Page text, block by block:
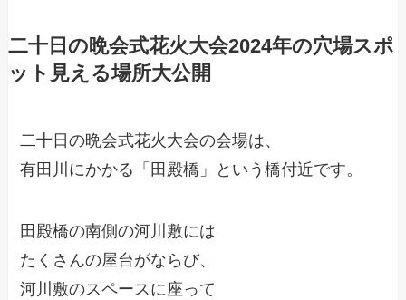
二十日の晩会式花火大会2024年の穴場スポ
ット見える場所大公開
二十日の晩会式花火大会の会場は、
有田川にかかる「田殿橋」という橋付近です。
田殿橋の南側の河川敷には
たくさんの屋台がならび、
河川敷のスペースに座って